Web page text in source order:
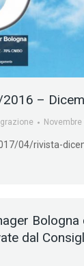
–
04/rivista-
Bologna
dal